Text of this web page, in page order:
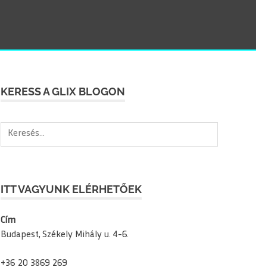
KERESS A GLIX BLOGON
Keresés:
ITT VAGYUNK ELÉRHETŐEK
Cím
Budapest, Székely Mihály u. 4-6.
+36 20 3869 269